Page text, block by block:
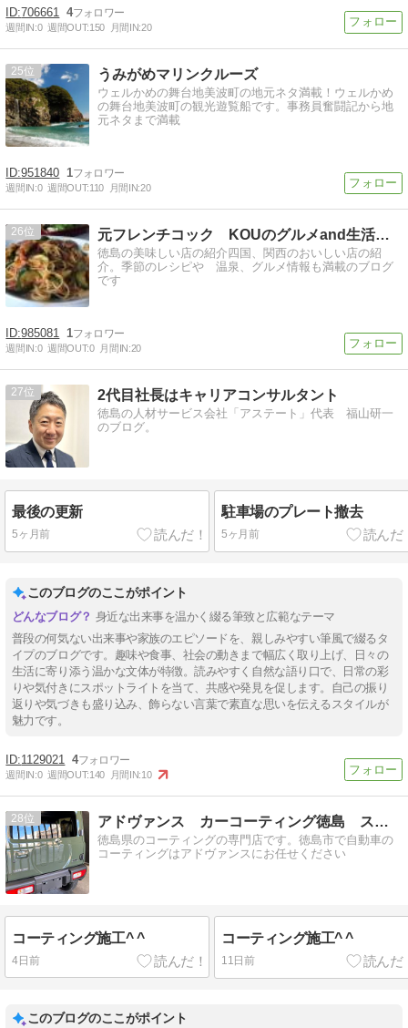
706661 4
週間IN:0 週間OUT:150 月間IN:20
25 うみがめマリンクルーズ
ウェルかめの舞台地美波町の地元ネタ満載！ウェルかめ
の舞台地美波町の観光遊覧船です。事務員奮闘記から地
元ネタまで満載
951840 1
週間IN:0 週間OUT:110 月間IN:20
26 元フレンチコック KOUのグルメand生活日記
徳島の美味しい店の紹介四国、関西のおいしい店の紹
介。季節のレシピや 温泉、グルメ情報も満載のブログ
です
985081 1
週間IN:0 週間OUT:0 月間IN:20
27 2代目社長はキャリアコンサルタント
徳島の人材サービス会社「アステート」代表 福山研一
のブログ。
最後の更新
5ヶ月前
駐車場のプレート撤去
5ヶ月前
このブログのここがポイント
身近な出来事を温かく綴る筆致と広範なテーマ
普段の何気ない出来事や家族のエピソードを、親しみやすい筆風で綴るタ
イプのブログです。趣味や食事、社会の動きまで幅広く取り上げ、日々の
生活に寄り添う温かな文体が特徴。読みやすく自然な語り口で、日常の彩
りや気付きにスポットライトを当て、共感や発見を促します。自己の振り
返りや気づきも盛り込み、飾らない言葉で素直な思いを伝えるスタイルが
魅力です。
1129021 4
週間IN:0 週間OUT:140 月間IN:10
28 アドヴァンス カーコーティング徳島 スタッフブログ
徳島県のコーティングの専門店です。徳島市で自動車の
コーティングはアドヴァンスにお任せください
コーティング施工^ ^
4日前
コーティング施工^ ^
11日前
このブログのここがポイント